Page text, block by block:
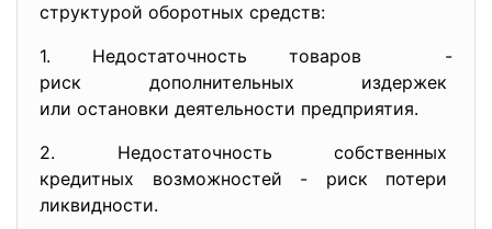
структурой оборотных средств:
1. Недостаточность товаров -
риск дополнительных издержек
или остановки деятельности предприятия.
2. Недостаточность собственных
кредитных возможностей - риск потери
ликвидности.